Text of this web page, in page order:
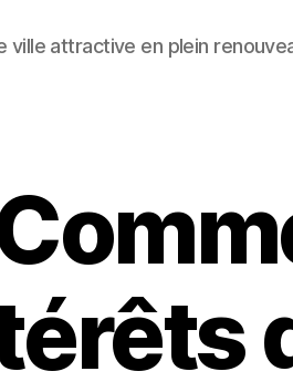
ville attractive en plein